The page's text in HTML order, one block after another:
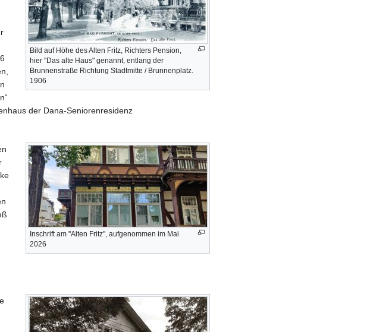
Bild auf Höhe des Alten Fritz, Richters Pension,
hier "Das alte Haus" genannt, entlang der
Brunnenstraße Richtung Stadtmitte / Brunnenplatz.
1906
der Dana-Seniorenresidenz
Inschrift am "Alten Fritz", aufgenommen im Mai
2026